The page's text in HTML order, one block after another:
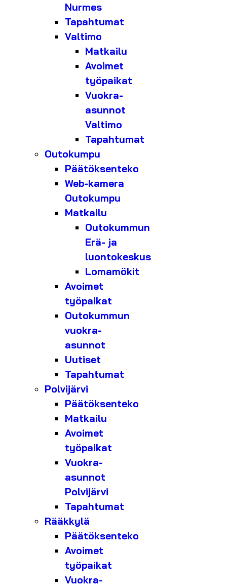
Nurmes
Tapahtumat
Valtimo
Matkailu
Avoimet
työpaikat
Vuokra-
asunnot
Valtimo
Tapahtumat
Outokumpu
Päätöksenteko
Web-kamera
Outokumpu
Matkailu
Outokummun
Erä- ja
luontokeskus
Lomamökit
Avoimet
työpaikat
Outokummun
vuokra-
asunnot
Uutiset
Tapahtumat
Polvijärvi
Päätöksenteko
Matkailu
Avoimet
työpaikat
Vuokra-
asunnot
Polvijärvi
Tapahtumat
Rääkkylä
Päätöksenteko
Avoimet
työpaikat
Vuokra-